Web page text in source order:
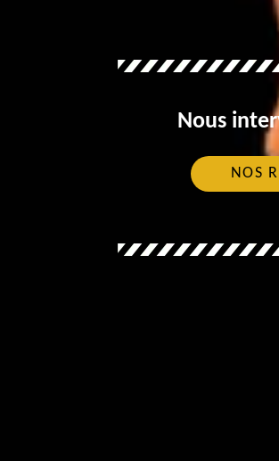
Nous
NOS